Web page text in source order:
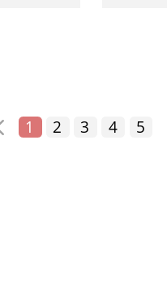
1 2 3 4 5